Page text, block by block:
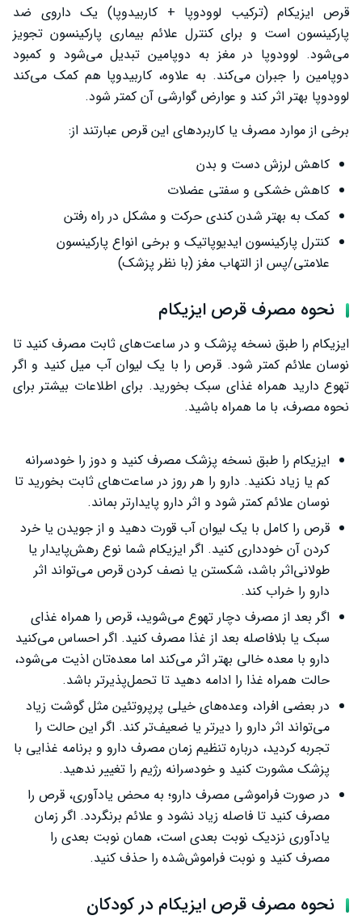
قرص ایزیکام (ترکیب لوودوپا + کاربیدوپا) یک داروی ضد
پارکینسون است و برای کنترل علائم بیماری پارکینسون تجویز
می‌شود. لوودوپا در مغز به دوپامین تبدیل می‌شود و کمبود
دوپامین را جبران می‌کند. به علاوه، کاربیدوپا هم کمک می‌کند
لوودوپا بهتر اثر کند و عوارض گوارشی آن کمتر شود.
برخی از موارد مصرف یا کاربردهای این قرص عبارتند از:
کاهش لرزش دست و بدن
کاهش خشکی و سفتی عضلات
کمک به بهتر شدن کندی حرکت و مشکل در راه رفتن
کنترل پارکینسون ایدیوپاتیک و برخی انواع پارکینسون
علامتی/پس از التهاب مغز (با نظر پزشک)
نحوه مصرف قرص ایزیکام
ایزیکام را طبق نسخه پزشک و در ساعت‌های ثابت مصرف کنید تا
نوسان علائم کمتر شود. قرص را با یک لیوان آب میل کنید و اگر
تهوع دارید همراه غذای سبک بخورید. برای اطلاعات بیشتر برای
نحوه مصرف، با ما همراه باشید.
ایزیکام را طبق نسخه پزشک مصرف کنید و دوز را خودسرانه
کم یا زیاد نکنید. دارو را هر روز در ساعت‌های ثابت بخورید تا
نوسان علائم کمتر شود و اثر دارو پایدارتر بماند.
قرص را کامل با یک لیوان آب قورت دهید و از جویدن یا خرد
کردن آن خودداری کنید. اگر ایزیکام شما نوع رهش‌پایدار یا
طولانی‌اثر باشد، شکستن یا نصف کردن قرص می‌تواند اثر
دارو را خراب کند.
اگر بعد از مصرف دچار تهوع می‌شوید، قرص را همراه غذای
سبک یا بلافاصله بعد از غذا مصرف کنید. اگر احساس می‌کنید
دارو با معده خالی بهتر اثر می‌کند اما معده‌تان اذیت می‌شود،
حالت همراه غذا را ادامه دهید تا تحمل‌پذیرتر باشد.
در بعضی افراد، وعده‌های خیلی پرپروتئین مثل گوشت زیاد
می‌تواند اثر دارو را دیرتر یا ضعیف‌تر کند. اگر این حالت را
تجربه کردید، درباره تنظیم زمان مصرف دارو و برنامه غذایی با
پزشک مشورت کنید و خودسرانه رژیم را تغییر ندهید.
در صورت فراموشی مصرف دارو؛ به محض یادآوری، قرص را
مصرف کنید تا فاصله زیاد نشود و علائم برنگردد. اگر زمان
یادآوری نزدیک نوبت بعدی است، همان نوبت بعدی را
مصرف کنید و نوبت فراموش‌شده را حذف کنید.
نحوه مصرف قرص ایزیکام در کودکان